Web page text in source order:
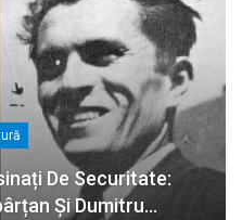
De Securitate:
Și Dumitru…